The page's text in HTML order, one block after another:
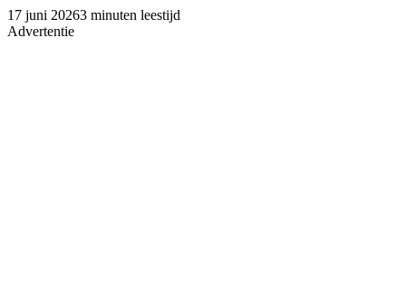
17 juni 20263 minuten leestijd
Advertentie